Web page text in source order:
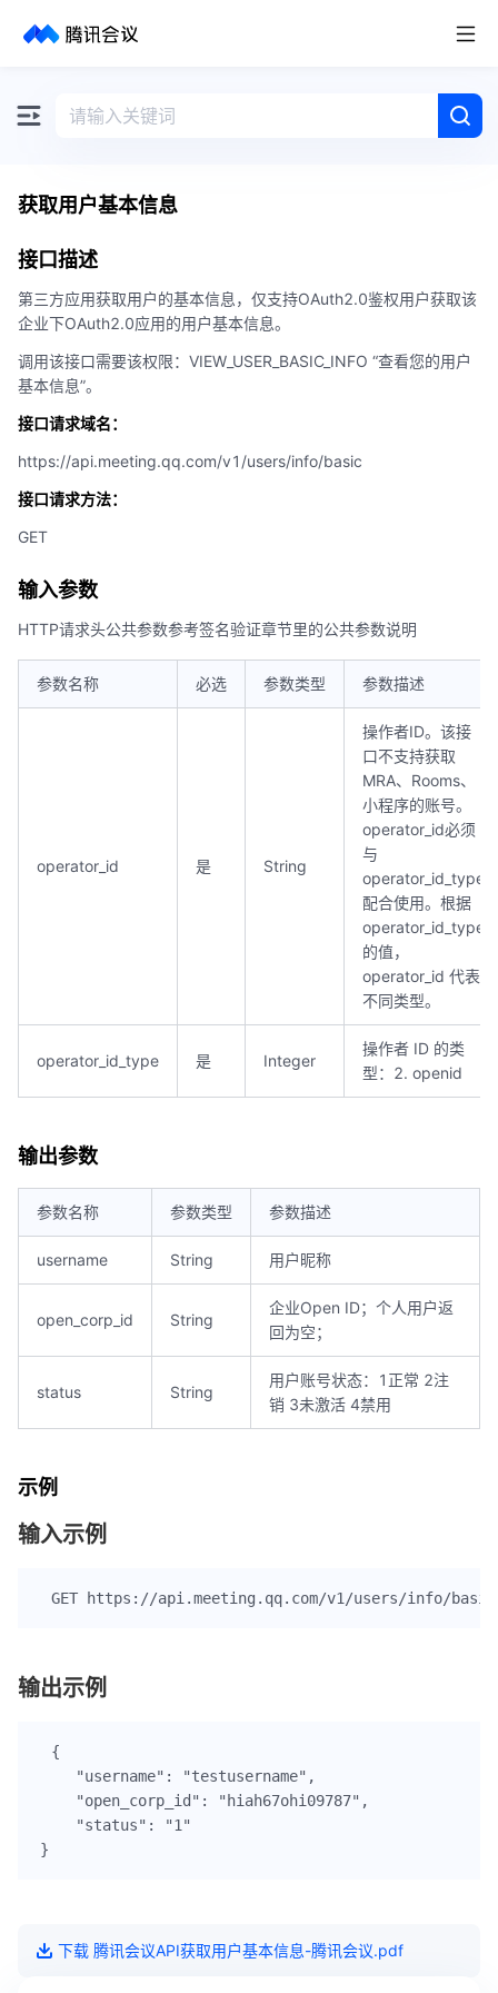
取消
获取用户基本信息
接口描述
第三方应用获取用户的基本信息，仅支持OAuth2.0鉴权用户获取该
企业下OAuth2.0应用的用户基本信息。
调用该接口需要该权限：VIEW_USER_BASIC_INFO “查看您的用户
基本信息”。
接口请求域名：
https://api.meeting.qq.com/v1/users/info/basic
接口请求方法：
GET
输入参数
HTTP请求头公共参数参考签名验证章节里的公共参数说明
参数名称 必选 参数类型 参数描述
operator_id 是 String
操作者ID。该接
口不支持获取
MRA、Rooms、
小程序的账号。
operator_id必须
与
operator_id_type
配合使用。根据
operator_id_type
的值，
operator_id 代表
不同类型。
operator_id_type 是 Integer
操作者 ID 的类
型：2. openid
输出参数
参数名称 参数类型 参数描述
username String 用户昵称
open_corp_id String
企业Open ID；个人用户返
回为空；
status String
用户账号状态：1正常 2注
销 3未激活 4禁用
示例
输入示例
输出示例
{
    "username": "testusername",
    "open_corp_id": "hiah67ohi09787",
    "status": "1"
下载 腾讯会议API获取用户基本信息-腾讯会议.pdf